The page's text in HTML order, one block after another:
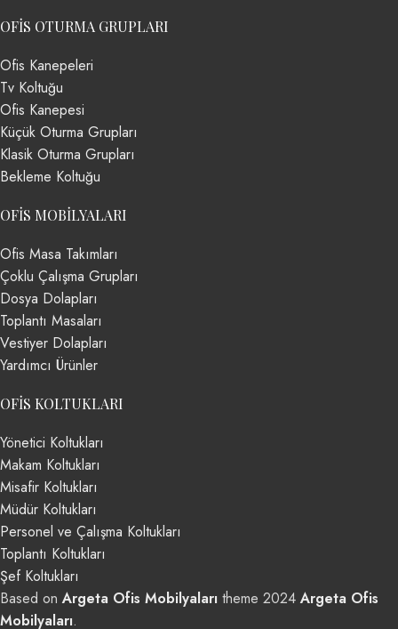
OFIS OTURMA GRUPLARI
Ofis Kanepeleri
Tv Koltuğu
Ofis Kanepesi
Küçük Oturma Grupları
Klasik Oturma Grupları
Bekleme Koltuğu
OFIS MOBILYALARI
Ofis Masa Takımları
Çoklu Çalışma Grupları
Dosya Dolapları
Toplantı Masaları
Vestiyer Dolapları
Yardımcı Ürünler
OFIS KOLTUKLARI
Yönetici Koltukları
Makam Koltukları
Misafir Koltukları
Müdür Koltukları
Personel ve Çalışma Koltukları
Toplantı Koltukları
Şef Koltukları
Based onArgeta Ofis Mobilyaları theme 2024Argeta Ofis
Mobilyaları.